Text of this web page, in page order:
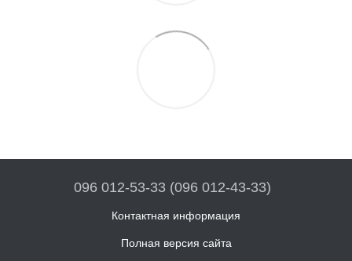
096 012-53-33 (096 012-43-33)
Контактная информация
Полная версия сайта